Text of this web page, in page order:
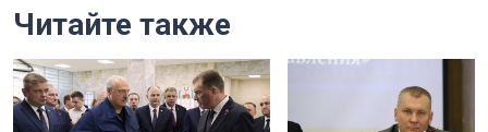
Читайте также